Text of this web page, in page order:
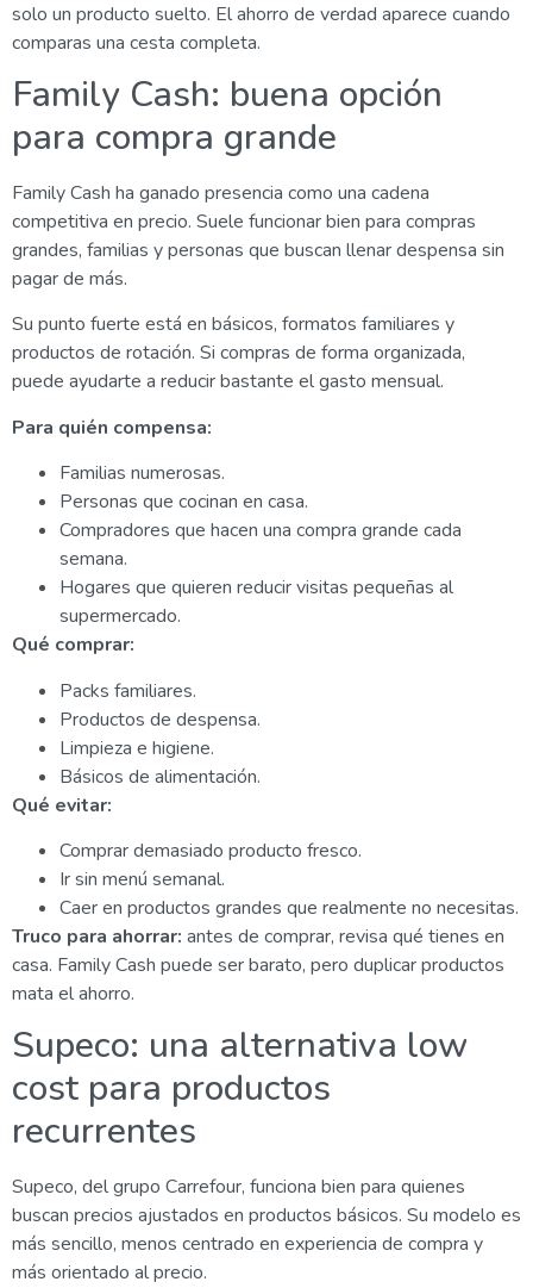
solo un producto suelto. El ahorro de verdad aparece cuando
comparas una cesta completa.
Family Cash: buena opción
para compra grande
Family Cash ha ganado presencia como una cadena
competitiva en precio. Suele funcionar bien para compras
grandes, familias y personas que buscan llenar despensa sin
pagar de más.
Su punto fuerte está en básicos, formatos familiares y
productos de rotación. Si compras de forma organizada,
puede ayudarte a reducir bastante el gasto mensual.
Para quién compensa:
Familias numerosas.
Personas que cocinan en casa.
Compradores que hacen una compra grande cada
semana.
Hogares que quieren reducir visitas pequeñas al
supermercado.
Qué comprar:
Packs familiares.
Productos de despensa.
Limpieza e higiene.
Básicos de alimentación.
Qué evitar:
Comprar demasiado producto fresco.
Ir sin menú semanal.
Caer en productos grandes que realmente no necesitas.
Truco para ahorrar: antes de comprar, revisa qué tienes en
casa. Family Cash puede ser barato, pero duplicar productos
mata el ahorro.
Supeco: una alternativa low
cost para productos
recurrentes
Supeco, del grupo Carrefour, funciona bien para quienes
buscan precios ajustados en productos básicos. Su modelo es
más sencillo, menos centrado en experiencia de compra y
más orientado al precio.